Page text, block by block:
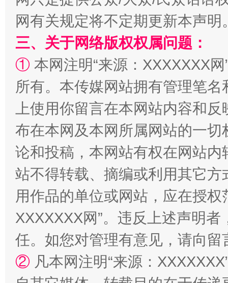
站台名比不上好声名
漫山遍野的桃花与雪山、麦地、白藏房 除
网有关规定将不定期更新本声明
三、关于网络版权权属问题：
① 本网注明“来源：XXXXXXX
所有。本传媒网站拥有管理笔
上使用你留言在本网站内容和
布在本网及本网所属网站的一
论和投稿，本网站有权在网站
站不得转载、摘编或利用其它
用作品的单位或网站，应在授
XXXXXXX网”。违反上述声明
任。如您对管理有意见，请向
② 凡本网注明“来源：